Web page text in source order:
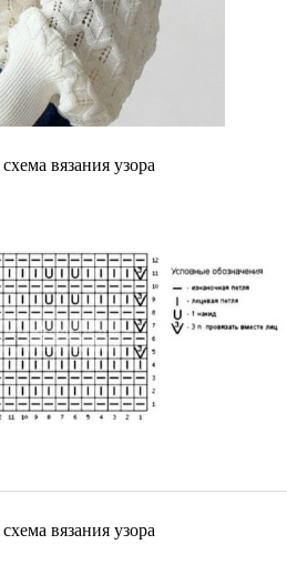
вязания узора
вязания узора